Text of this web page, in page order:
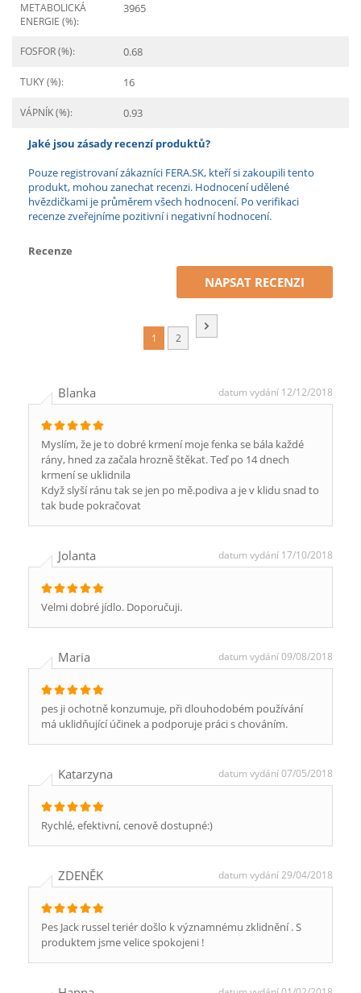
METABOLICKÁ
ENERGIE (%):
3965
FOSFOR (%): 0.68
TUKY (%): 16
VÁPNÍK (%): 0.93
Jaké jsou zásady recenzí produktů?
Pouze registrovaní zákazníci FERA.SK, kteří si zakoupili tento
produkt, mohou zanechat recenzi. Hodnocení udělené
hvězdičkami je průměrem všech hodnocení. Po verifikaci
recenze zveřejníme pozitivní i negativní hodnocení.
Recenze
NAPSAT RECENZI
1 2
Blanka datum vydání 12/12/2018
Myslím, že je to dobré krmení moje fenka se bála každé
rány, hned za začala hrozně štěkat. Teď po 14 dnech
krmení se uklidnila
Když slyší ránu tak se jen po mě.podiva a je v klidu snad to
tak bude pokračovat
Jolanta datum vydání 17/10/2018
Velmi dobré jídlo. Doporučuji.
Maria datum vydání 09/08/2018
pes ji ochotně konzumuje, při dlouhodobém používání
má uklidňující účinek a podporuje práci s chováním.
Katarzyna datum vydání 07/05/2018
Rychlé, efektivní, cenově dostupné:)
ZDENĚK datum vydání 29/04/2018
Pes Jack russel teriér došlo k významnému zklidnění . S
produktem jsme velice spokojeni !